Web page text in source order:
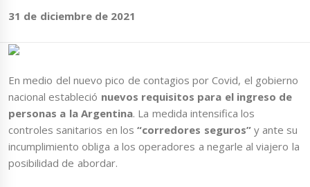
31 de diciembre de 2021
En medio del nuevo pico de contagios por Covid, el gobierno
nacional estableció nuevos requisitos para el ingreso de
personas a la Argentina. La medida intensifica los
controles sanitarios en los“corredores seguros”y ante su
incumplimiento obliga a los operadores a negarle al viajero la
posibilidad de abordar.